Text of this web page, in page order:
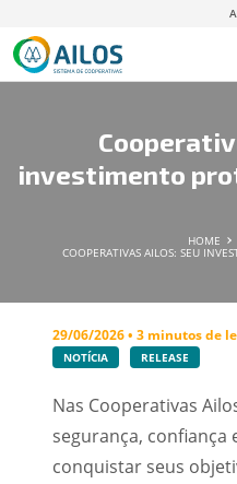
investimento
HOME
COOPERATIVAS AILOS: SEU
29/06/2026 • 3 minutos de
NOTÍCIA RELEASE
Nas Cooperativas
segurança,
conquistar seus